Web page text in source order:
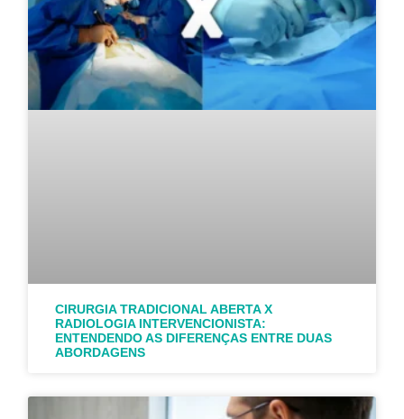
CIRURGIA TRADICIONAL ABERTA X
RADIOLOGIA INTERVENCIONISTA:
ENTENDENDO AS DIFERENÇAS ENTRE DUAS
ABORDAGENS